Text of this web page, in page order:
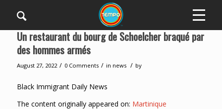
Un restaurant du bourg de Schoelcher braqué par
des hommes armés
August 27, 2022 / 0 Comments / in news / by
Black Immigrant Daily News
The content originally appeared on: Martinique